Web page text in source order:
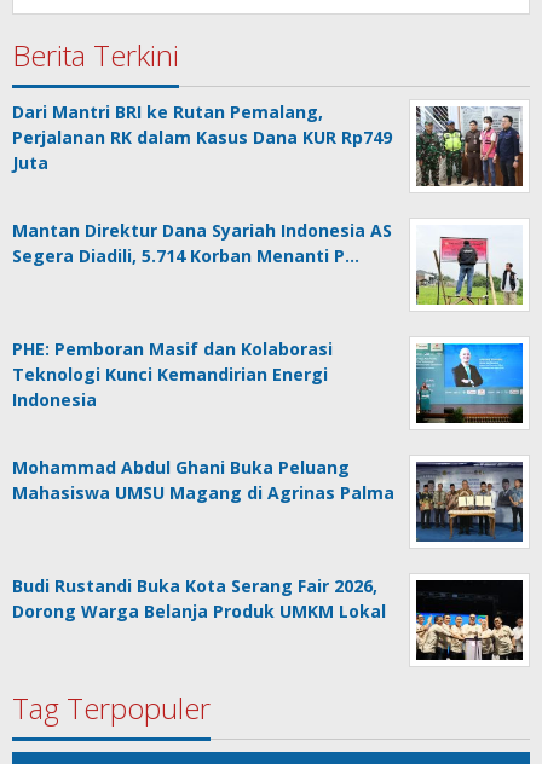
Berita Terkini
Dari Mantri BRI ke Rutan Pemalang,
Perjalanan RK dalam Kasus Dana KUR Rp749
Juta
Mantan Direktur Dana Syariah Indonesia AS
Segera Diadili, 5.714 Korban Menanti P…
PHE: Pemboran Masif dan Kolaborasi
Teknologi Kunci Kemandirian Energi
Indonesia
Mohammad Abdul Ghani Buka Peluang
Mahasiswa UMSU Magang di Agrinas Palma
Budi Rustandi Buka Kota Serang Fair 2026,
Dorong Warga Belanja Produk UMKM Lokal
Tag Terpopuler